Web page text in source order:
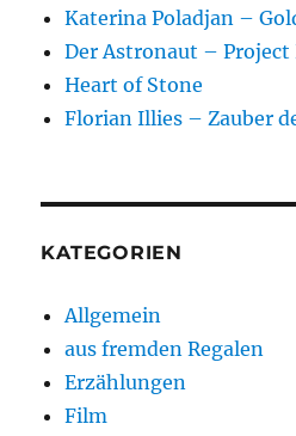
Katerina Poladjan –
Der Astronaut – Project
Heart of Stone
Florian Illies – Zauber
KATEGORIEN
Allgemein
aus fremden Regalen
Erzählungen
Film